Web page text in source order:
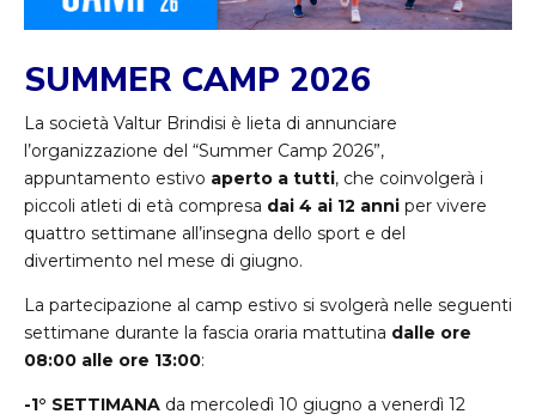
SUMMER CAMP 2026
La società Valtur Brindisi è lieta di annunciare
l’organizzazione del “Summer Camp 2026”,
appuntamento estivo aperto a tutti, che coinvolgerà i
piccoli atleti di età compresa dai 4 ai 12 anni per vivere
quattro settimane all’insegna dello sport e del
divertimento nel mese di giugno.
La partecipazione al camp estivo si svolgerà nelle seguenti
settimane durante la fascia oraria mattutina dalle ore
08:00 alle ore 13:00:
-1° SETTIMANA da mercoledì 10 giugno a venerdì 12